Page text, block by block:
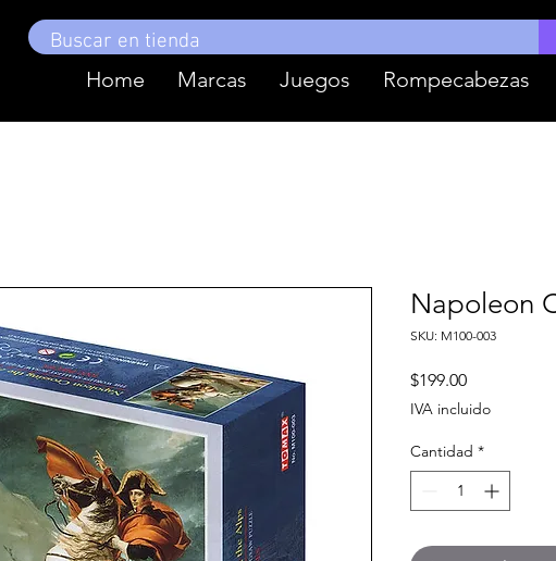
Home Marcas Juegos Rompecabezas
Napoleon
SKU: M100-003
$199.00Precio
IVA incluido
Cantidad *